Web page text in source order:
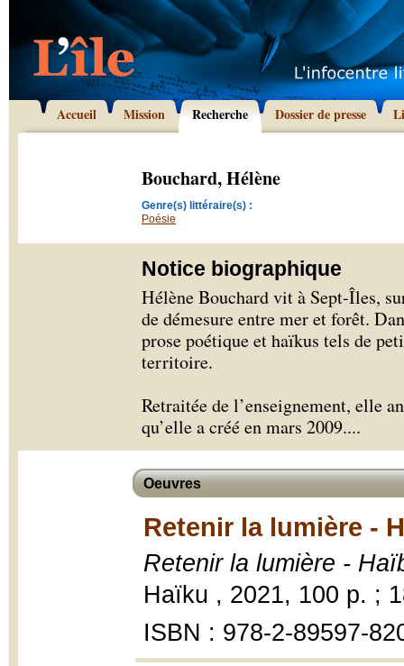
Accueil Mission Recherche Dossier de presse
Bouchard, Hélène
Genre(s) littéraire(s) :
Poésie
Notice biographique
Hélène Bouchard vit à Sept-Îles,
de démesure entre mer et forêt.
prose poétique et haïkus tels de
territoire.
Retraitée de l’enseignement, elle
qu’elle a créé en mars 2009....
Oeuvres
Retenir la lumière -
Retenir la lumière -
Haïku , 2021, 100 p. ;
ISBN : 978-2-89597-